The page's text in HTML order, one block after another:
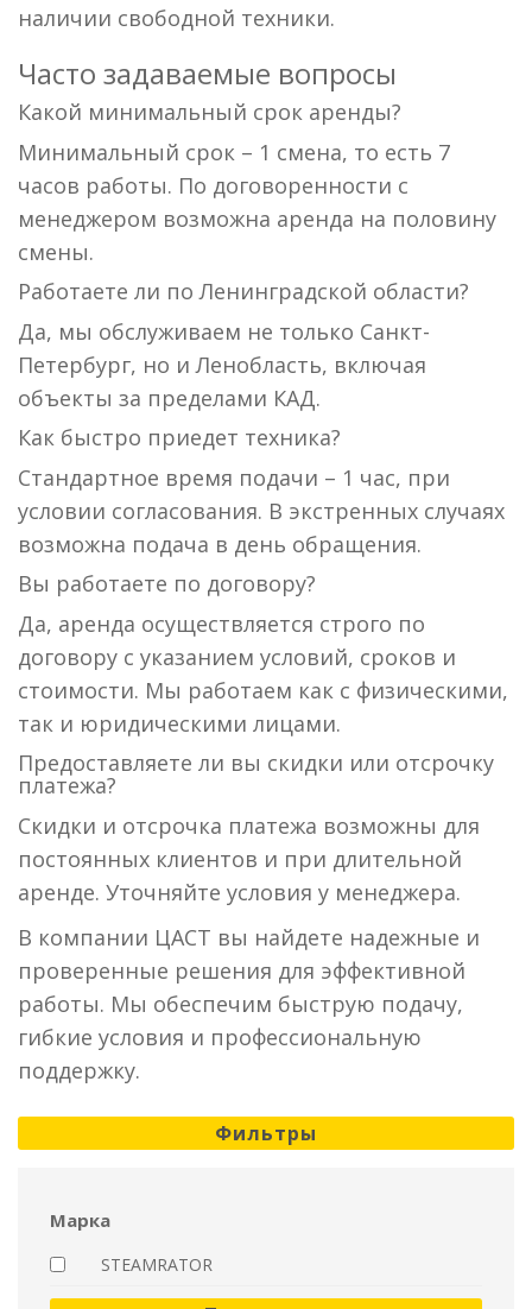
наличии свободной техники.
Часто задаваемые вопросы
Какой минимальный срок аренды?
Минимальный срок – 1 смена, то есть 7
часов работы. По договоренности с
менеджером возможна аренда на половину
смены.
Работаете ли по Ленинградской области?
Да, мы обслуживаем не только Санкт-
Петербург, но и Ленобласть, включая
объекты за пределами КАД.
Как быстро приедет техника?
Стандартное время подачи – 1 час, при
условии согласования. В экстренных случаях
возможна подача в день обращения.
Вы работаете по договору?
Да, аренда осуществляется строго по
договору с указанием условий, сроков и
стоимости. Мы работаем как с физическими,
так и юридическими лицами.
Предоставляете ли вы скидки или отсрочку
платежа?
Скидки и отсрочка платежа возможны для
постоянных клиентов и при длительной
аренде. Уточняйте условия у менеджера.
В компании ЦАСТ вы найдете надежные и
проверенные решения для эффективной
работы. Мы обеспечим быструю подачу,
гибкие условия и профессиональную
поддержку.
Фильтры
Марка
STEAMRATOR